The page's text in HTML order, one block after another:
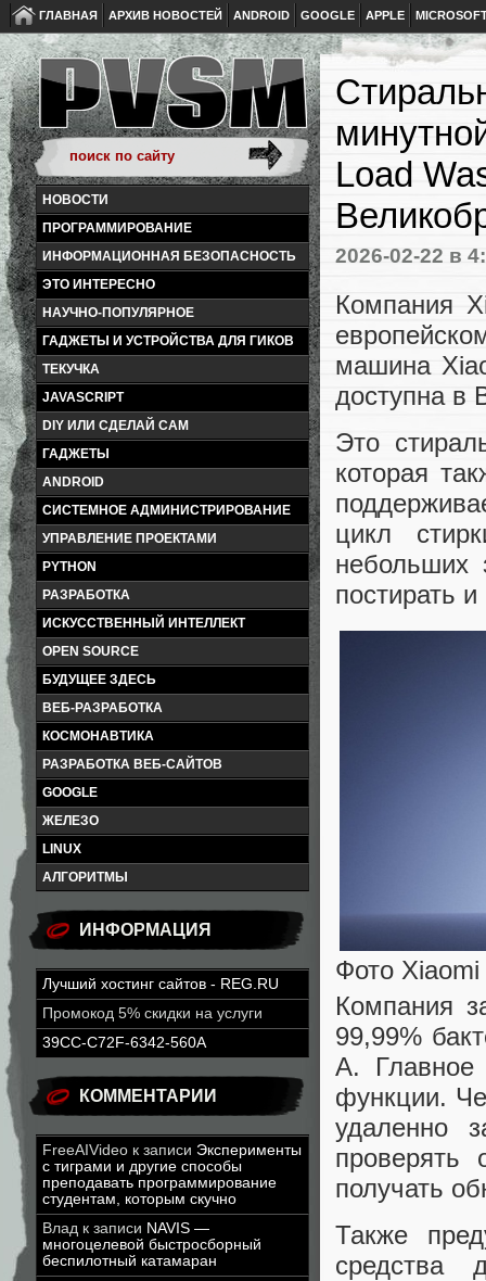
ГЛАВНАЯ АРХИВ НОВОСТЕЙ ANDROID GOOGLE APPLE
НОВОСТИ
ПРОГРАММИРОВАНИЕ
ИНФОРМАЦИОННАЯ БЕЗОПАСНОСТЬ
ЭТО ИНТЕРЕСНО
НАУЧНО-ПОПУЛЯРНОЕ
ГАДЖЕТЫ И УСТРОЙСТВА ДЛЯ ГИКОВ
ТЕКУЧКА
JAVASCRIPT
DIY ИЛИ СДЕЛАЙ САМ
ГАДЖЕТЫ
ANDROID
СИСТЕМНОЕ АДМИНИСТРИРОВАНИЕ
УПРАВЛЕНИЕ ПРОЕКТАМИ
PYTHON
РАЗРАБОТКА
ИСКУССТВЕННЫЙ ИНТЕЛЛЕКТ
OPEN SOURCE
БУДУЩЕЕ ЗДЕСЬ
ВЕБ-РАЗРАБОТКА
КОСМОНАВТИКА
РАЗРАБОТКА ВЕБ-САЙТОВ
GOOGLE
ЖЕЛЕЗО
LINUX
АЛГОРИТМЫ
ИНФОРМАЦИЯ
Лучший хостинг сайтов - REG.RU
Промокод 5% скидки на услуги
39CC-C72F-6342-560A
КОММЕНТАРИИ
FreeAIVideo к записи Эксперименты
с тиграми и другие способы
преподавать программирование
студентам, которым скучно
Влад к записи NAVIS —
многоцелевой быстросборный
беспилотный катамаран
Load
2026-02-22 в
Компания
машина
доступна в
Это
которая
цикл
небольших
постирать
Фото Xiaomi
Компания
99,99%
А. Главное
функции.
удаленно
проверять
получать
Также
средства